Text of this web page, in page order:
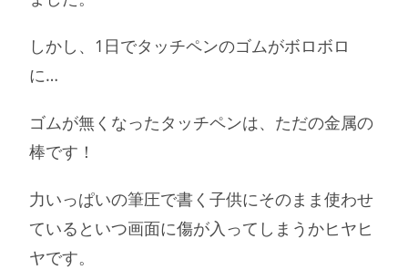
しかし、1日でタッチペンのゴムがボロボロ
に…
ゴムが無くなったタッチペンは、ただの金属の
棒です！
力いっぱいの筆圧で書く子供にそのまま使わせ
ているといつ画面に傷が入ってしまうかヒヤヒ
ヤです。